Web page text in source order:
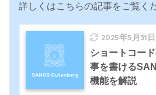
詳しくはこちらの記事をご覧く
2025年5月31日
ショートコー
事を書ける
機能を解説